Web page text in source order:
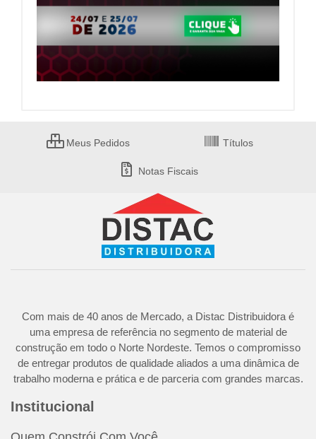
Meus Pedidos Títulos
Notas Fiscais
Com mais de 40 anos de Mercado, a Distac Distribuidora é
uma empresa de referência no segmento de material de
construção em todo o Norte Nordeste. Temos o compromisso
de entregar produtos de qualidade aliados a uma dinâmica de
trabalho moderna e prática e de parceria com grandes marcas.
Institucional